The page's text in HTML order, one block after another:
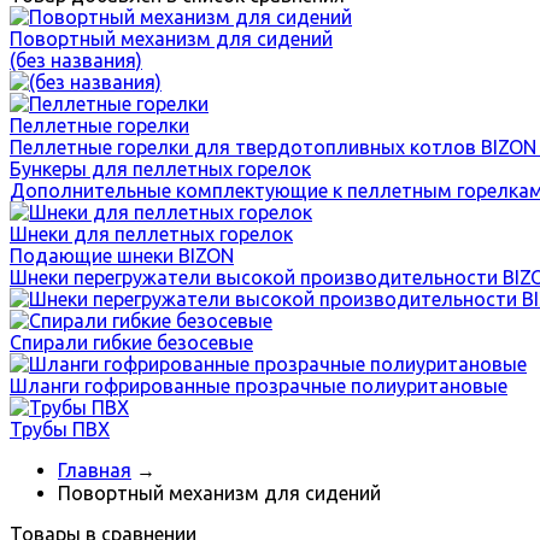
Повортный механизм для сидений
(без названия)
Пеллетные горелки
Пеллетные горелки для твердотопливных котлов BIZON
Бункеры для пеллетных горелок
Дополнительные комплектующие к пеллетным
Шнеки для пеллетных горелок
Подающие шнеки BIZON
Шнеки перегружатели высокой производительности
Спирали гибкие безосевые
Шланги гофрированные прозрачные полиуритановые
Трубы ПВХ
Главная →
Повортный механизм для сидений
Товары в сравнении